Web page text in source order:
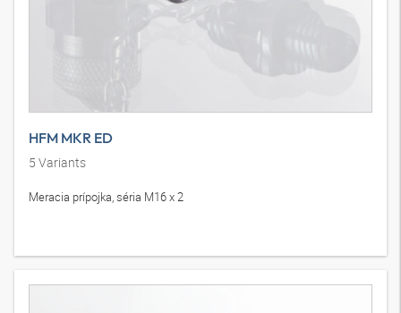
HFM MKR ED
5 Variants
Meracia prípojka, séria M16 x 2